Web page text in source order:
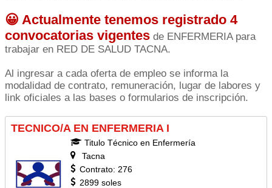
😀 Actualmente tenemos registrado 4
convocatorias vigentes de ENFERMERIA para
trabajar en RED DE SALUD TACNA.
Al ingresar a cada oferta de empleo se informa la
modalidad de contrato, remuneración, lugar de labores y
link oficiales a las bases o formularios de inscripción.
TECNICO/A EN ENFERMERIA I
Titulo Técnico en Enfermería
Tacna
Contrato: 276
2899 soles